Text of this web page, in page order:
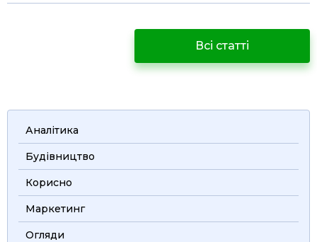
Всі статті
Аналітика
Будівництво
Корисно
Маркетинг
Огляди